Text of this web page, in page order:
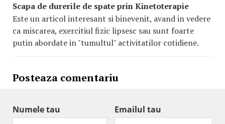
Scapa de durerile de spate prin Kinetoterapie
Este un articol interesant si binevenit, avand in vedere
ca miscarea, exercitiul fizic lipsesc sau sunt foarte
putin abordate in "tumultul" activitatilor cotidiene.
Posteaza comentariu
Numele tau Emailul tau